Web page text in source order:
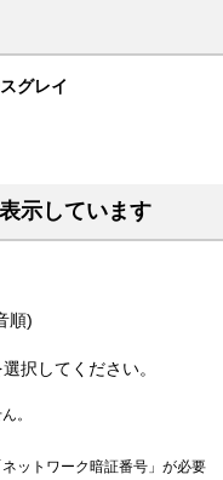
グレイ
示しています
順)
択してください。
。
ットワーク暗証番号」が必要